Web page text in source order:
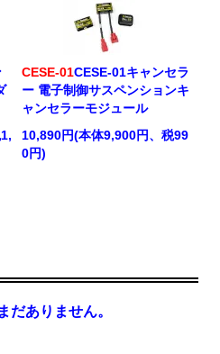
CESE-01CESE-01キャンセラ
ー 電子制御サスペンションキ
ャンセラーモジュール
10,890円(本体9,900円、税99
0円)
だありません。